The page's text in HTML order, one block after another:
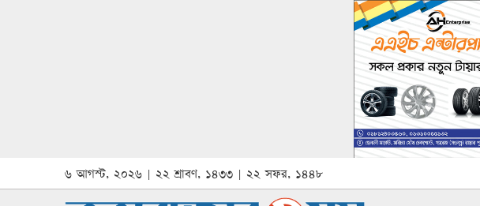
৬ আগস্ট, ২০২৬ | ২২ শ্রাবণ, ১৪৩৩ | ২২ সফর, ১৪৪৮